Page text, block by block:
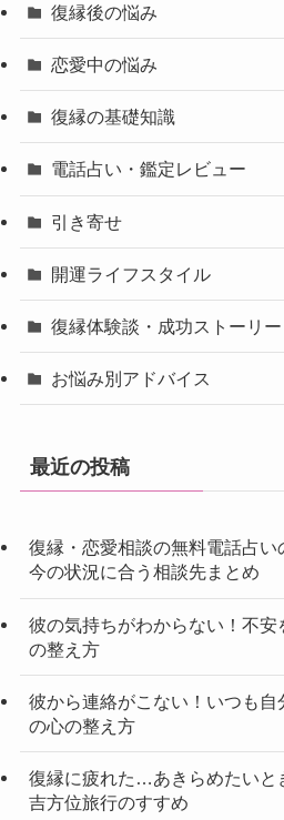
復縁後の悩み
恋愛中の悩み
復縁の基礎知識
電話占い・鑑定レビュー
引き寄せ
開運ライフスタイル
復縁体験談・成功ストーリー
お悩み別アドバイス
最近の投稿
復縁・恋愛相談の無料電話占い
今の状況に合う相談先まとめ
彼の気持ちがわからない！不
の整え方
彼から連絡がこない！いつも自
の心の整え方
復縁に疲れた…あきらめたいと
吉方位旅行のすすめ